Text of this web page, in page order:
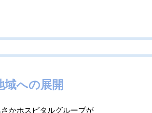
域への展開
さかホスピタルグループが